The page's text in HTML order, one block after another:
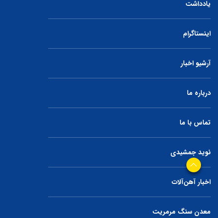
یادداشت
اینستاگرام
آرشیو اخبار
درباره ما
تماس با ما
نوید جمشیدی
اخبار آهن‌آلات
معدن سنگ مرمریت